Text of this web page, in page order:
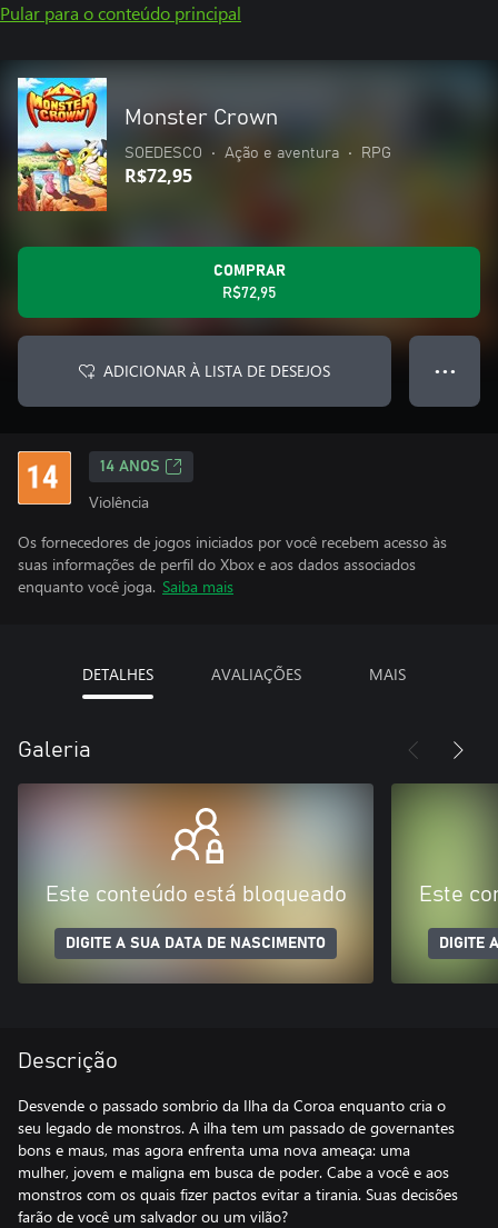
Pular para o conteúdo principal
Monster Crown
SOEDESCO • Ação e aventura • RPG
R$72,95
COMPRAR
R$72,95
ADICIONAR À LISTA DE DESEJOS ● ● ●
14 ANOS
Violência
Os fornecedores de jogos iniciados por você recebem acesso às
suas informações de perfil do Xbox e aos dados associados
enquanto você joga. Saiba mais
DETALHES AVALIAÇÕES MAIS
Galeria
Este conteúdo está bloqueado
DIGITE A SUA DATA DE NASCIMENTO
Este
DIGITE
Descrição
Desvende o passado sombrio da Ilha da Coroa enquanto cria o
seu legado de monstros. A ilha tem um passado de governantes
bons e maus, mas agora enfrenta uma nova ameaça: uma
mulher, jovem e maligna em busca de poder. Cabe a você e aos
monstros com os quais fizer pactos evitar a tirania. Suas decisões
farão de você um salvador ou um vilão?